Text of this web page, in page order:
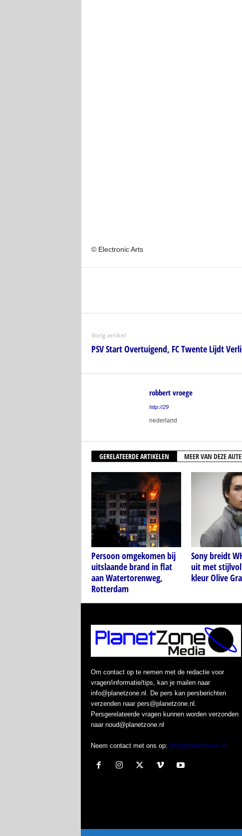
© Electronic Arts
Vorig artikel
PSV Start Overtuigend, FC Twente Lijdt
robbert vroege
http://29
nederland
GERELATEERDE ARTIKELEN MEER VAN DEZE
Persoon omgekomen bij
uitslaande brand in flat
aan Watertorenweg,
Rotterdam
Sony breidt
uit met
kleur Olive
Om contact op te nemen met de redactie voor
vragen/informatie/tips, kan je mailen naar
info@planetzone.nl. De pers kan persberichten
verzenden naar pers@planetzone.nl.
Persgerelateerde vragen kunnen worden verzonden
naar noud@planetzone.nl
Neem contact met ons op: Info@planetzone.nl